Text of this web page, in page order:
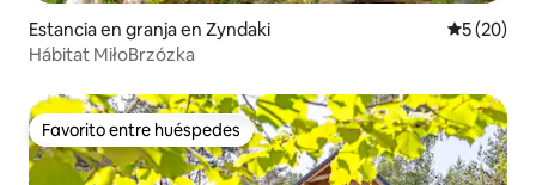
Estancia en granja en Zyndaki
5 (20)
Hábitat MiłoBrzózka
Favorito entre huéspedes
Favorito entre huéspedes